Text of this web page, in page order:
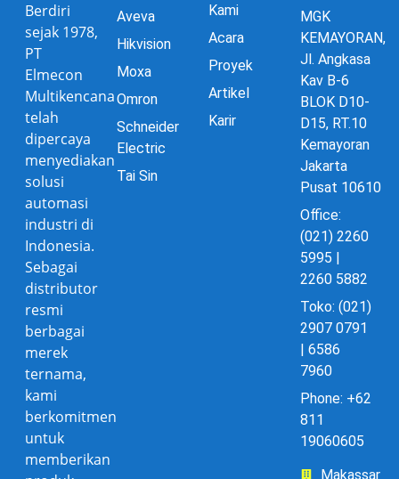
Berdiri
sejak 1978,
PT
Elmecon
Multikencana
telah
dipercaya
menyediakan
solusi
automasi
industri di
Indonesia.
Sebagai
distributor
resmi
berbagai
merek
ternama,
kami
berkomitmen
untuk
memberikan
Aveva
Hikvision
Moxa
Omron
Schneider
Electric
Tai Sin
Kami
Acara
Proyek
Artikel
Karir
MGK
KEMAYORAN,
Jl. Angkasa
Kav B-6
BLOK D10-
D15, RT.10
Kemayoran
Jakarta
Pusat 10610
Office:
(021) 2260
5995 |
2260 5882
Toko: (021)
2907 0791
| 6586
7960
Phone: +62
811
19060605
Makassar